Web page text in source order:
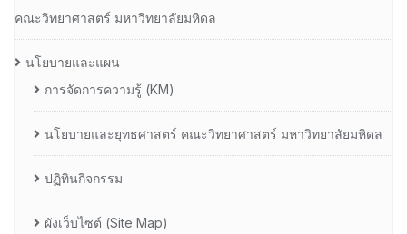
คณะวิทยาศาสตร์ มหาวิทยาลัยมหิดล
นโยบายและแผน
การจัดการความรู้ (KM)
นโยบายและยุทธศาสตร์ คณะวิทยาศาสตร์ มหาวิทยาลัยมหิดล
ปฏิทินกิจกรรม
ผังเว็บไซต์ (Site Map)